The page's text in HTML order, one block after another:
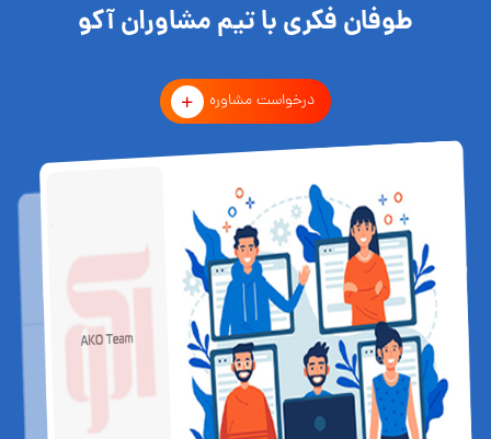
طوفان فکری با تیم مشاوران آکو
درخواست مشاوره